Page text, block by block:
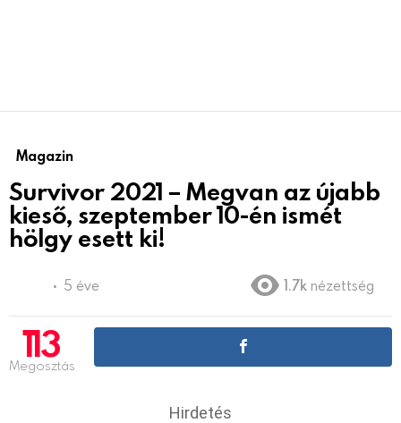
Magazin
Survivor 2021 – Megvan az újabb
kieső, szeptember 10-én ismét
hölgy esett ki!
5 éve 1.7k nézettség
113
Megosztás
Hirdetés